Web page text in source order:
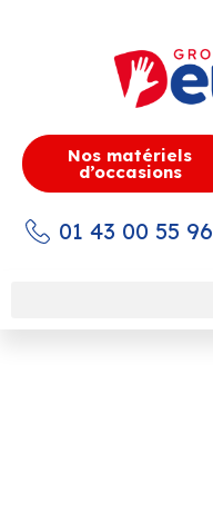
Nos matériels
d’occasions
01 43 00 55 96